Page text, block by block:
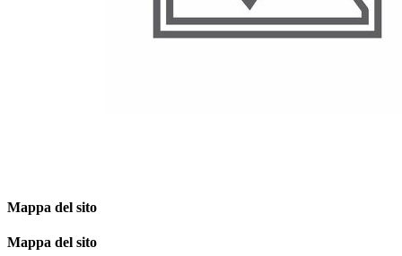
Mappa del sito
Mappa del sito